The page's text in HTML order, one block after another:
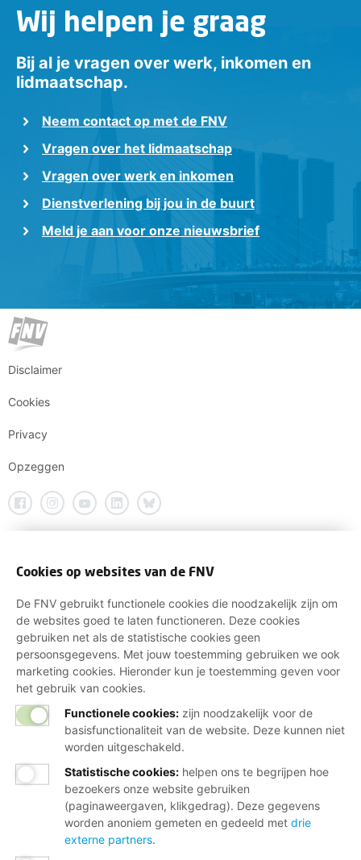
Wij helpen je graag
Bij al je vragen over werk, inkomen en
lidmaatschap.
Neem contact op met de FNV
Vragen over het lidmaatschap
Vragen over werk en inkomen
Dienstverlening bij jou in de buurt
Meld je aan voor onze nieuwsbrief
Disclaimer
Cookies
Privacy
Opzeggen
Cookies op websites van de FNV
De FNV gebruikt functionele cookies die noodzakelijk zijn om
de websites goed te laten functioneren. Deze cookies
gebruiken net als de statistische cookies geen
persoonsgegevens. Met jouw toestemming gebruiken we ook
marketing cookies. Hieronder kun je toestemming geven voor
het gebruik van cookies.
Functionele cookies: zijn noodzakelijk voor de
basisfunctionaliteit van de website. Deze kunnen niet
worden uitgeschakeld.
Statistische cookies: helpen ons te begrijpen hoe
bezoekers onze website gebruiken
(paginaweergaven, klikgedrag). Deze gegevens
worden anoniem gemeten en gedeeld met drie
externe partners.